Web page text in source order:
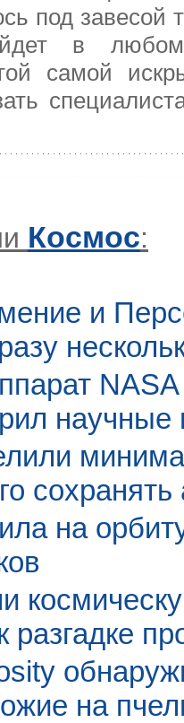
под
в
самой
Космос:
и
научные
на
разгадке
на